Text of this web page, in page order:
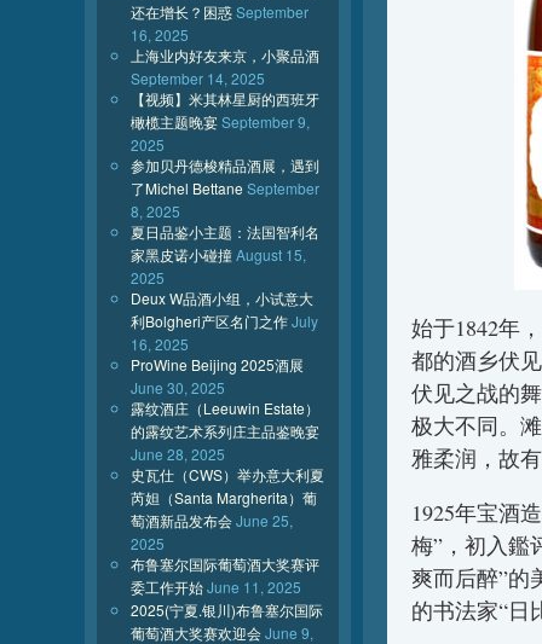
始于1842年
都的酒乡伏
伏见之战的
极大不同。
雅柔润，故
1925年宝酒
梅”，初入鑑
爽而后醉”的
的书法家“日
还在增长？困惑September
16, 2025
上海业内好友来京，小聚品酒
September 14, 2025
【视频】米其林星厨的西班牙
橄榄主题晚宴September 9,
2025
参加贝丹德梭精品酒展，遇到
了Michel Bettane September
8, 2025
夏日品鉴小主题：法国智利名
家黑皮诺小碰撞August 15,
2025
Deux W品酒小组，小试意大
利Bolgheri产区名门之作July
16, 2025
ProWine Beijing 2025酒展
June 30, 2025
露纹酒庄（Leeuwin Estate）
的露纹艺术系列庄主品鉴晚宴
June 28, 2025
史瓦仕（CWS）举办意大利夏
芮妲（Santa Margherita）葡
萄酒新品发布会June 25,
2025
布鲁塞尔国际葡萄酒大奖赛评
委工作开始June 11, 2025
2025(宁夏.银川)布鲁塞尔国际
葡萄酒大奖赛欢迎会June 9,